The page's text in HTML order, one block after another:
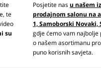
te
su
Posjetite nasu našem
prodajnom salonu na
1, Samoborski Novaki,
gdje ćemo vam
o našem asortimanu
puno korisnih savjeta.